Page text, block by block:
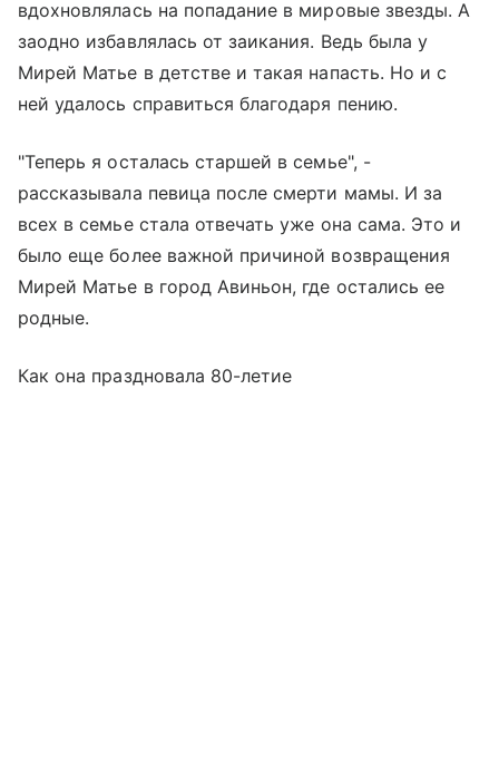
вдохновлялась на попадание в мировые звезды. А
заодно избавлялась от заикания. Ведь была у
Мирей Матье в детстве и такая напасть. Но и с
ней удалось справиться благодаря пению.
"Теперь я осталась старшей в семье", -
рассказывала певица после смерти мамы. И за
всех в семье стала отвечать уже она сама. Это и
было еще более важной причиной возвращения
Мирей Матье в город Авиньон, где остались ее
родные.
Как она праздновала 80-летие